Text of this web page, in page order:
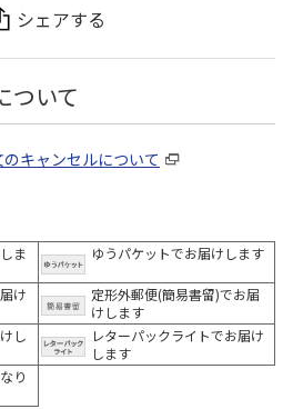
シェアする
ついて
キャンセルについて
ま
ゆうパケットでお届けします
け
定形外郵便(簡易書留)でお届
けします
し
レターパックライトでお届け
します
り